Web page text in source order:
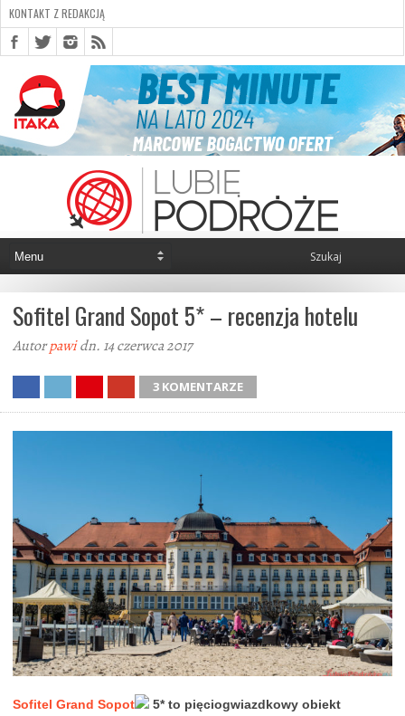
KONTAKT Z REDAKCJĄ
Sofitel Grand Sopot 5* – recenzja hotelu
Autorpawidn. 14 czerwca 2017
3 KOMENTARZE
Sofitel Grand Sopot
5* to pięciogwiazdkowy obiekt